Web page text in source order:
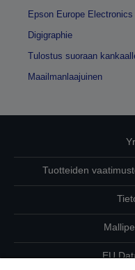
Epson Europe Electronics
Digigraphie
Tulostus suoraan
Maailmanlaajuinen
Tuotteiden
EU